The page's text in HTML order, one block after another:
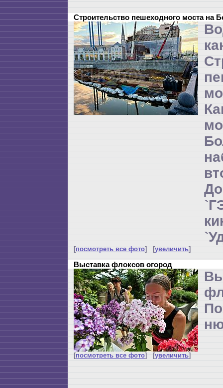
Строительство пешеходного моста на
[посмотреть все фото] [увеличить]
Выставка флоксов огород
[посмотреть все фото] [увеличить]